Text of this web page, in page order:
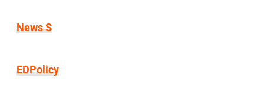
News S
EDPolicy